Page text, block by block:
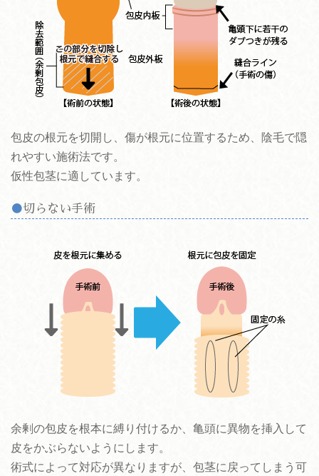
包皮の根元を切開し、傷が根元に位置するため、陰毛で隠
れやすい施術法です。
仮性包茎に適しています。
切らない手術
余剰の包皮を根本に縛り付けるか、亀頭に異物を挿入して
皮をかぶらないようにします。
術式によって対応が異なりますが、包茎に戻ってしまう可